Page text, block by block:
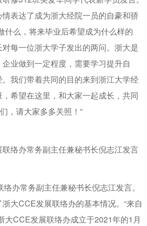
表达了成为浙大经院一员的自豪和骄
什么，将来毕业后希望成为什么样的
每一位浙大学子发出的两问。浙大是
业做到一定程度，需要学习提升自
我们带着共同的目的来到浙江大学经
希望在这里，和大家一起成长，共同
，请大家多多关照！”
络办常务副主任兼秘书长倪志江发言
常务副主任兼秘书长倪志江发言。
大CCE发展联络办的基本情况。“来自
大CCE发展联络办成立于2021年的1月